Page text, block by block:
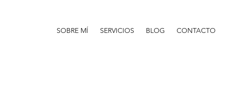
SOBRE MÍ SERVICIOS BLOG CONTACTO